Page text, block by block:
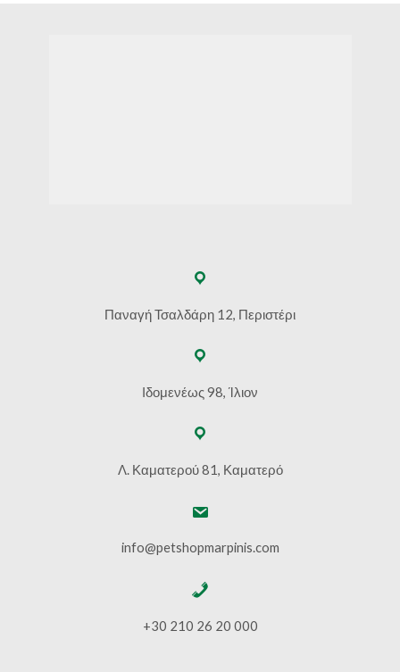
Παναγή Τσαλδάρη 12, Περιστέρι
Ιδομενέως 98, Ίλιον
Λ. Καματερού 81, Καματερό
info@petshopmarpinis.com
+30 210 26 20 000